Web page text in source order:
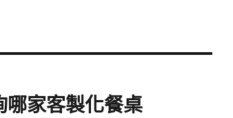
哪家客製化餐桌